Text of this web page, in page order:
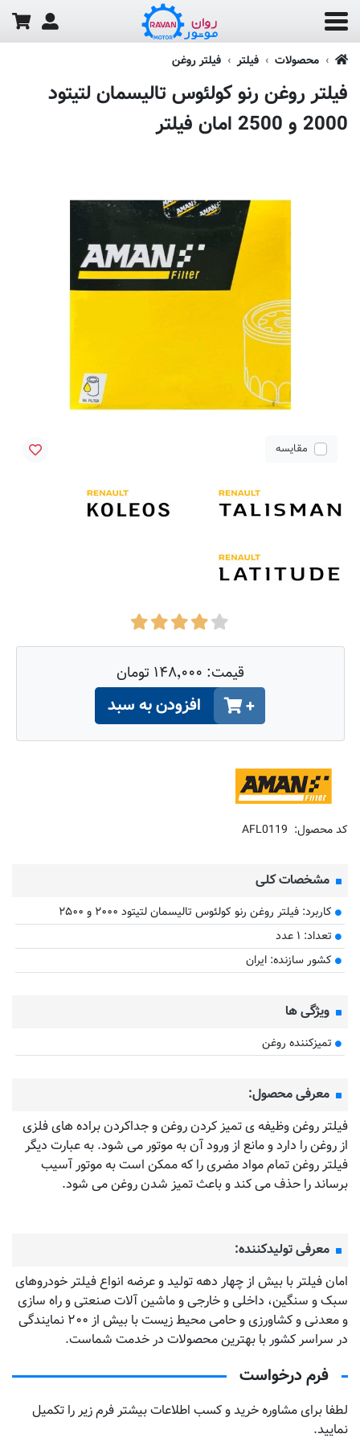
محصولات فیلتر فیلتر روغن
فیلتر روغن رنو کولئوس تالیسمان لتیتود
2000 و 2500 امان فیلتر
مقایسه
قیمت: ۱۴۸٬۰۰۰ تومان
+ افزودن به سبد
کد محصول: AFL0119
مشخصات کلی
کاربرد: فیلتر روغن رنو کولئوس تالیسمان لتیتود ۲۰۰۰ و ۲۵۰۰
تعداد: ۱ عدد
کشور سازنده: ایران
ویژگی ها
تمیزکننده روغن
معرفی محصول:
فیلتر روغن وظیفه ی تمیز کردن روغن و جداکردن براده های فلزی
از روغن را دارد و مانع از ورود آن به موتور می شود. به عبارت دیگر
فیلتر روغن تمام مواد مضری را که ممکن است به موتور آسیب
برساند را حذف می کند و باعث تمیز شدن روغن می شود.
معرفی تولیدکننده:
امان فیلتر با بیش از چهار دهه تولید و عرضه انواع فیلتر خودروهای
سبک و سنگین، داخلی و خارجی و ماشین آلات صنعتی و راه سازی
و معدنی و کشاورزی و حامی محیط زیست با بیش از ۲۰۰ نمایندگی
در سراسر کشور با بهترین محصولات در خدمت شماست.
فرم درخواست
لطفا برای مشاوره خرید و کسب اطلاعات بیشتر فرم زیر را تکمیل
نمایید.